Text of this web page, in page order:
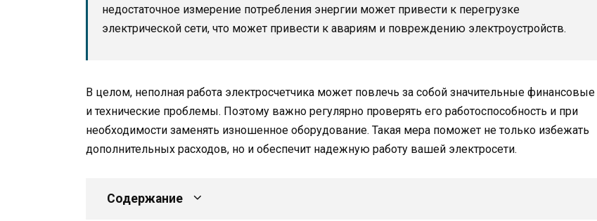
недостаточное измерение потребления энергии может привести к перегрузке
электрической сети, что может привести к авариям и повреждению электроустройств.
В целом, неполная работа электросчетчика может повлечь за собой значительные финансовые
и технические проблемы. Поэтому важно регулярно проверять его работоспособность и при
необходимости заменять изношенное оборудование. Такая мера поможет не только избежать
дополнительных расходов, но и обеспечит надежную работу вашей электросети.
Содержание